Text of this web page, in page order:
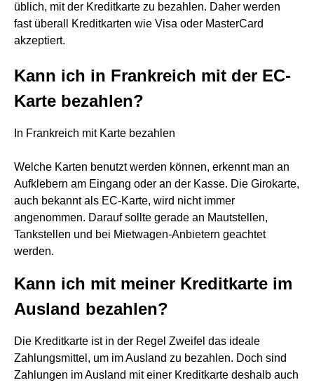
üblich, mit der Kreditkarte zu bezahlen. Daher werden
fast überall Kreditkarten wie Visa oder MasterCard
akzeptiert.
Kann ich in Frankreich mit der EC-
Karte bezahlen?
In Frankreich mit Karte bezahlen
Welche Karten benutzt werden können, erkennt man an
Aufklebern am Eingang oder an der Kasse. Die Girokarte,
auch bekannt als EC-Karte, wird nicht immer
angenommen. Darauf sollte gerade an Mautstellen,
Tankstellen und bei Mietwagen-Anbietern geachtet
werden.
Kann ich mit meiner Kreditkarte im
Ausland bezahlen?
Die Kreditkarte ist in der Regel Zweifel das ideale
Zahlungsmittel, um im Ausland zu bezahlen. Doch sind
Zahlungen im Ausland mit einer Kreditkarte deshalb auch